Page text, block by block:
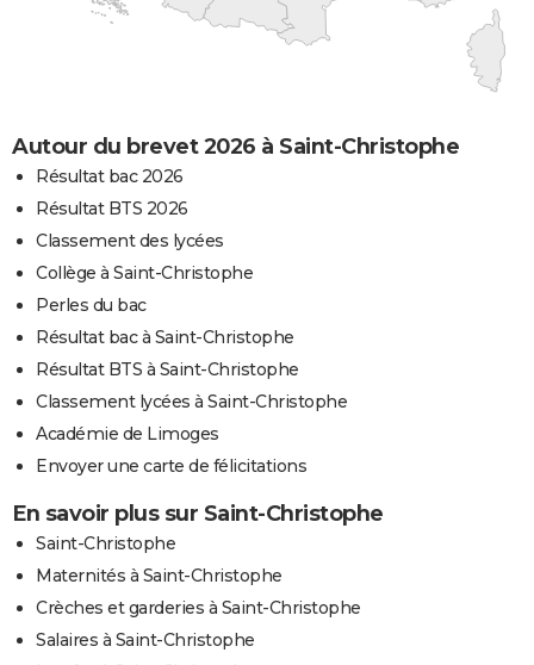
Autour du brevet 2026 à Saint-Christophe
Résultat bac 2026
Résultat BTS 2026
Classement des lycées
Collège à Saint-Christophe
Perles du bac
Résultat bac à Saint-Christophe
Résultat BTS à Saint-Christophe
Classement lycées à Saint-Christophe
Académie de Limoges
Envoyer une carte de félicitations
En savoir plus sur Saint-Christophe
Saint-Christophe
Maternités à Saint-Christophe
Crèches et garderies à Saint-Christophe
Salaires à Saint-Christophe